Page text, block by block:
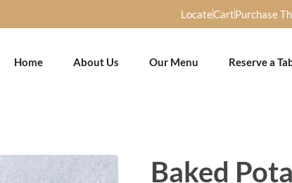
LocateCartPurchase
Home About Us Our Menu Reserve a
Baked